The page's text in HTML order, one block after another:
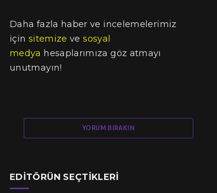
Daha fazla haber ve incelemelerimiz
için sitemize vesosyal
medya hesaplarımıza göz atmayı
unutmayın!
YORUM BIRAKIN
EDITÖRÜN SEÇTIKLERI